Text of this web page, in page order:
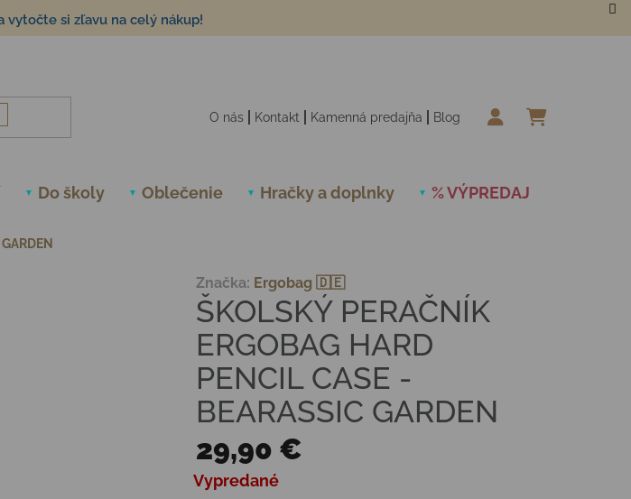
vytočte si zľavu na celý nákup!
O nás Kontakt Kamenná predajňa Blog
Do školy Oblečenie Hračky a doplnky % VÝPREDAJ
ŠKOLSKÝ PERAČNÍK
ERGOBAG HARD
PENCIL CASE -
BEARASSIC GARDEN
Značka: Ergobag 🇩🇪
29,90 €
Jednotková cena:
Vypredané